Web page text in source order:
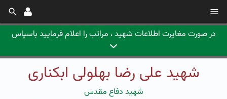
در صورت مغایرت اطلاعات شهید ، مراتب را اعلام فرمایید باسپاس
شهید علی رضا بهلولی ابکناری
شهید دفاع مقدس